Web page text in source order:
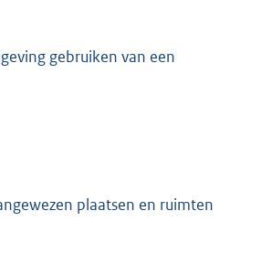
gebruiken van een
plaatsen en ruimten